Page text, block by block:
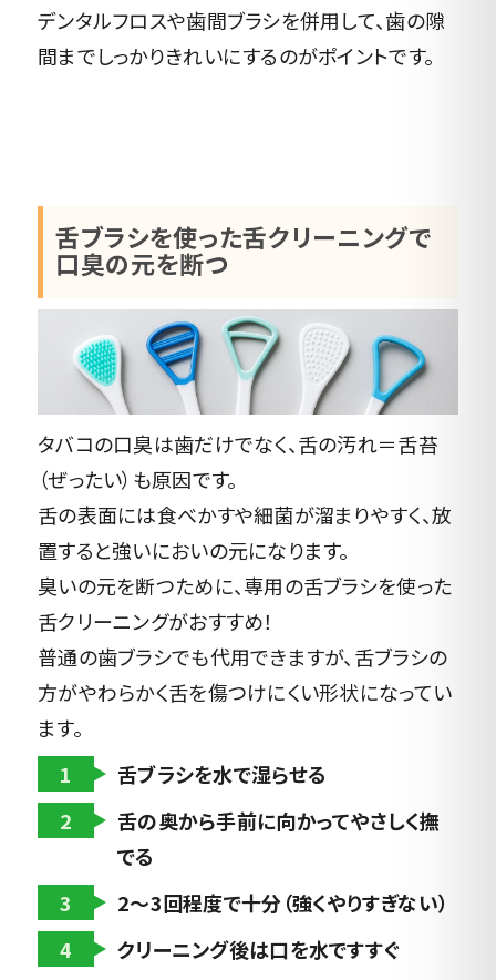
デンタルフロスや歯間ブラシを併用して、歯の隙
間までしっかりきれいにするのがポイントです。
舌ブラシを使った舌クリーニングで
口臭の元を断つ
タバコの口臭は歯だけでなく、舌の汚れ＝舌苔
（ぜったい）も原因です。
舌の表面には食べかすや細菌が溜まりやすく、放
置すると強いにおいの元になります。
臭いの元を断つために、専用の舌ブラシを使った
舌クリーニングがおすすめ！
普通の歯ブラシでも代用できますが、舌ブラシの
方がやわらかく舌を傷つけにくい形状になってい
ます。
1
舌ブラシを水で湿らせる
2
舌の奥から手前に向かってやさしく撫
でる
3
2〜3回程度で十分（強くやりすぎない）
4
クリーニング後は口を水ですすぐ